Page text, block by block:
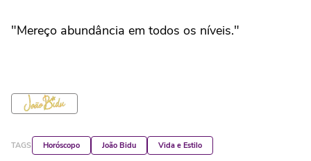
"Mereço abundância em todos os níveis."
TAGS Horóscopo João Bidu Vida e Estilo